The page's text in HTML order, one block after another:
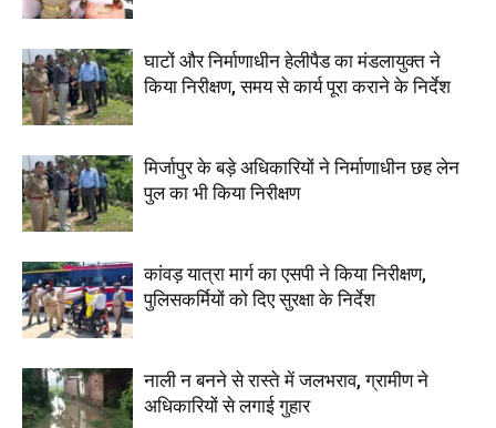
घाटों और निर्माणाधीन हेलीपैड का मंडलायुक्त ने
किया निरीक्षण, समय से कार्य पूरा कराने के निर्देश
मिर्जापुर के बड़े अधिकारियों ने निर्माणाधीन छह लेन
पुल का भी किया निरीक्षण
कांवड़ यात्रा मार्ग का एसपी ने किया निरीक्षण,
पुलिसकर्मियों को दिए सुरक्षा के निर्देश
नाली न बनने से रास्ते में जलभराव, ग्रामीण ने
अधिकारियों से लगाई गुहार